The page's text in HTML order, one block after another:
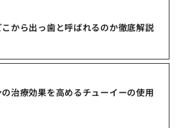
から出っ歯と呼ばれるのか徹底解説
治療効果を高めるチューイーの使用